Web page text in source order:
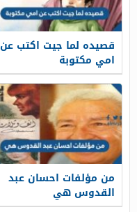
قصيده لما جيت اكتب عن
امي مكتوبة
من مؤلفات احسان عبد
القدوس هي